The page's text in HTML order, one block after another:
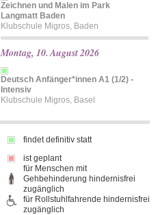
Zeichnen und Malen im Park
Langmatt Baden
Klubschule Migros, Baden
Montag, 10. August 2026
Deutsch Anfänger*innen A1 (1/2) -
Intensiv
Klubschule Migros, Basel
findet definitiv statt
ist geplant
für Menschen mit
Gehbehinderung hindernisfrei
zugänglich
für Rollstuhlfahrende hindernisfrei
zugänglich